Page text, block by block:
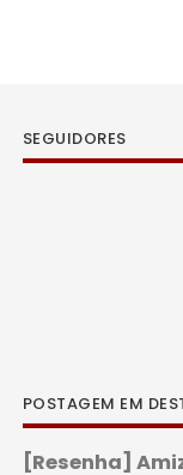
SEGUIDORES
POSTAGEM EM
[Resenha]